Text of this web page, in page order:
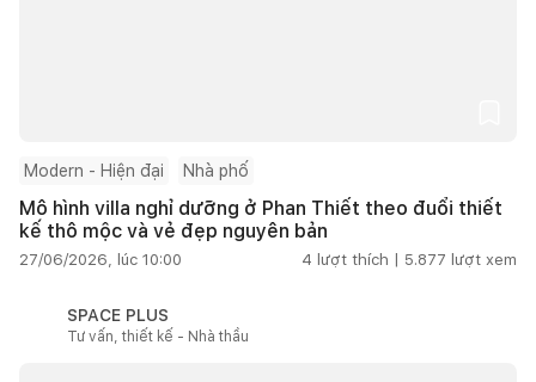
Modern - Hiện đại Nhà phố
Mô hình villa nghỉ dưỡng ở Phan Thiết theo đuổi thiết
kế thô mộc và vẻ đẹp nguyên bản
27/06/2026, lúc 10:00 4 lượt thích | 5.877 lượt xem
SPACE PLUS
Tư vấn, thiết kế - Nhà thầu